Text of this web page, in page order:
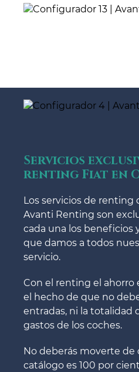
Servicios
renting Fiat en
Los servicios de renting
Avanti Renting son
cada una los beneficios
que damos a todos
servicio.
Con el renting el ahorro
el hecho de que no
entradas, ni la totalidad
gastos de los coches.
No deberás moverte de
catálogo es 100 por